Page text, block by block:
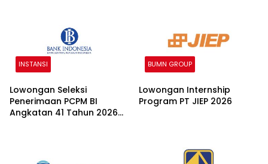
INSTANSI
Lowongan Seleksi
Penerimaan PCPM BI
Angkatan 41 Tahun 2026
BUMN GROUP
Lowongan Internship
Program PT JIEP 2026